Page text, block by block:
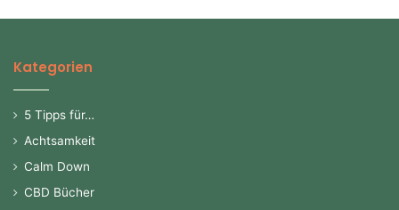
Kategorien
5 Tipps für…
Achtsamkeit
Calm Down
CBD Bücher